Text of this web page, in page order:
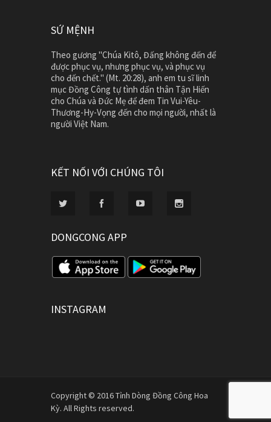
SỨ MỆNH
Theo gương "Chúa Kitô, Đấng không đến để
được phục vụ, nhưng phục vụ, và phục vụ
cho đến chết." (Mt. 20:28), anh em tu sĩ linh
mục Đồng Công tự tình dấn thân Tận Hiến
cho Chúa và Đức Mẹ để đem Tin Vui-Yêu-
Thương-Hy-Vọng đến cho mọi người, nhất là
người Việt Nam.
KẾT NỐI VỚI CHÚNG TÔI
DONGCONG APP
INSTAGRAM
Copyright © 2016 Tỉnh Dòng Đồng Công Hoa
Kỳ. All Rights reserved.